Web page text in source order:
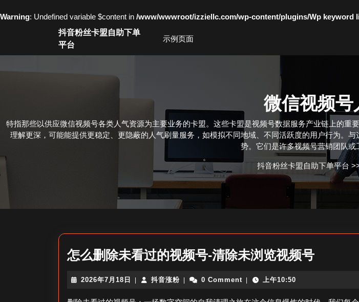
Warning: Undefined variable $content in /www/wwwroot/izziellc.com/wp-content/plugins/Wp keyword
抖音粉丝卡盟自助下单
平台
示例页面
微信视频号
特指那些以供应微信视频号各类人气资源为主要业务的卡盟。这些卡盟是视频号数据服务产业链上的
理解更深，可能能提供更稳定、更隐蔽的人气刷量服务，如模拟不同地域、不同活跃度的用户行为。
势。它们是许多视频号营销团队或
抖音粉丝卡盟自助下单平台
怎么删除未看过的视频号-清除未浏览视频号怎
2026年7月18日
2026
7
抖音涨粉抖
涨
0 Comment 上午10:50